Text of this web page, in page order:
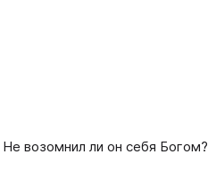
возомнил ли он себя Богом?